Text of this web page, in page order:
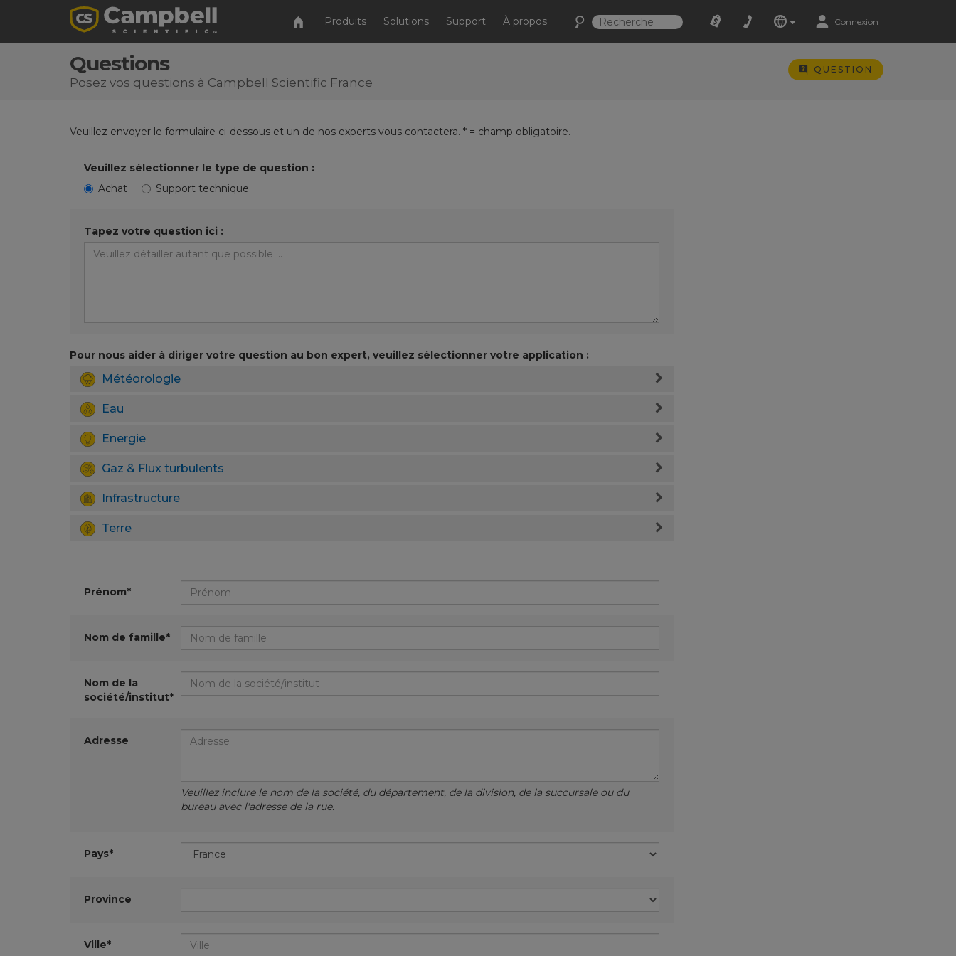
Produits Solutions Support À propos Connexion
Questions
Posez vos questions à Campbell Scientific France
QUESTION
Veuillez envoyer le formulaire ci-dessous et un de nos experts vous contactera. * = champ obligatoire.
Veuillez sélectionner le type de question :
Achat
Support technique
Tapez votre question ici :
Pour nous aider à diriger votre question au bon expert, veuillez sélectionner votre application :
Météorologie
Eau
Energie
Gaz & Flux turbulents
Infrastructure
Terre
Prénom*
Nom de famille*
Nom de la
société/institut*
Adresse
Veuillez inclure le nom de la société, du département, de la division, de la succursale ou du
bureau avec l'adresse de la rue.
Pays*
Province
Ville*